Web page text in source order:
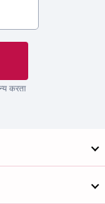
करता